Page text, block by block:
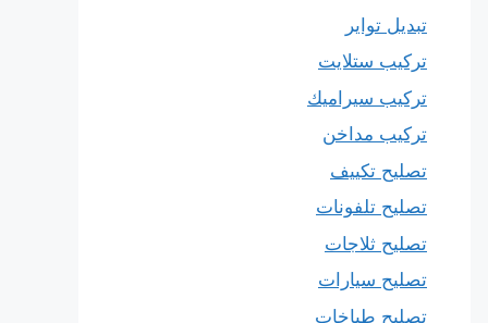
تبديل تواير
تركيب ستلايت
تركيب سيراميك
تركيب مداخن
تصليح تكييف
تصليح تلفونات
تصليح ثلاجات
تصليح سيارات
تصليح طباخات